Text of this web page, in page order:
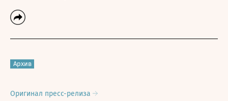
Архив
Оригинал пресс-релиза